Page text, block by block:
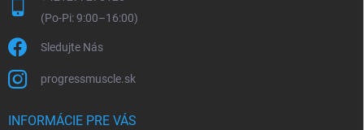
Sledujte Nás
progressmuscle.sk
INFORMÁCIE PRE VÁS